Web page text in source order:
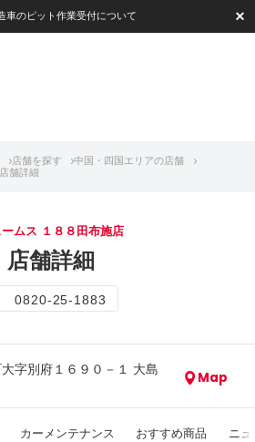
車のピット作業受付について
店舗を探す
中国・四国エリアの店舗
舗詳細
ームス １８８田布施店
店舗詳細
0820-25-1883
字別府１６９０－１ 大島
Map
カーメンテナンス おすすめ商品 ニ